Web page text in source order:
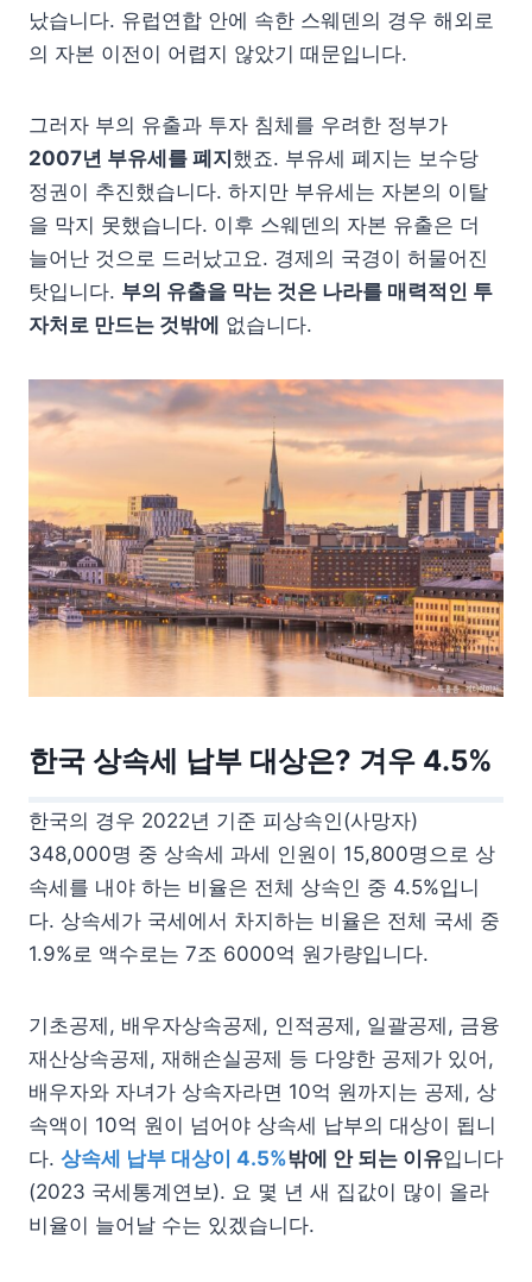
났습니다. 유럽연합 안에 속한 스웨덴의 경우 해외로
의 자본 이전이 어렵지 않았기 때문입니다.
그러자 부의 유출과 투자 침체를 우려한 정부가
2007년 부유세를 폐지했죠. 부유세 폐지는 보수당
정권이 추진했습니다. 하지만 부유세는 자본의 이탈
을 막지 못했습니다. 이후 스웨덴의 자본 유출은 더
늘어난 것으로 드러났고요. 경제의 국경이 허물어진
탓입니다. 부의 유출을 막는 것은 나라를 매력적인 투
자처로 만드는 것밖에 없습니다.
한국 상속세 납부 대상은? 겨우 4.5%
한국의 경우 2022년 기준 피상속인(사망자)
348,000명 중 상속세 과세 인원이 15,800명으로 상
속세를 내야 하는 비율은 전체 상속인 중 4.5%입니
다. 상속세가 국세에서 차지하는 비율은 전체 국세 중
1.9%로 액수로는 7조 6000억 원가량입니다.
기초공제, 배우자상속공제, 인적공제, 일괄공제, 금융
재산상속공제, 재해손실공제 등 다양한 공제가 있어,
배우자와 자녀가 상속자라면 10억 원까지는 공제, 상
속액이 10억 원이 넘어야 상속세 납부의 대상이 됩니
다. 상속세 납부 대상이 4.5%밖에 안 되는 이유입니다
(2023 국세통계연보). 요 몇 년 새 집값이 많이 올라
비율이 늘어날 수는 있겠습니다.